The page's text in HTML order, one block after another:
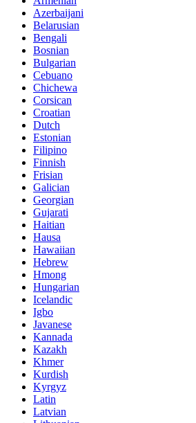
Azerbaijani
Belarusian
Bengali
Bosnian
Bulgarian
Cebuano
Chichewa
Corsican
Croatian
Dutch
Estonian
Filipino
Finnish
Frisian
Galician
Georgian
Gujarati
Haitian
Hausa
Hawaiian
Hebrew
Hmong
Hungarian
Icelandic
Igbo
Javanese
Kannada
Kazakh
Khmer
Kurdish
Kyrgyz
Latin
Latvian